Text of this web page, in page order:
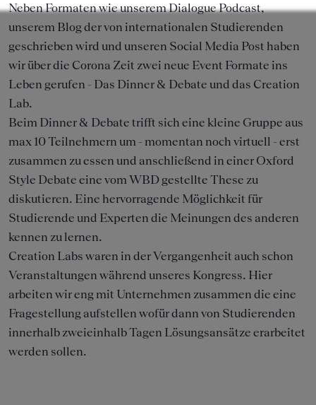
Neben Formaten wie unserem Dialogue Podcast,
unserem Blog der von internationalen Studierenden
geschrieben wird und unseren Social Media Post haben
wir über die Corona Zeit zwei neue Event Formate ins
Leben gerufen - Das Dinner & Debate und das Creation
Lab.
Beim Dinner & Debate trifft sich eine kleine Gruppe aus
max 10 Teilnehmern um - momentan noch virtuell - erst
zusammen zu essen und anschließend in einer Oxford
Style Debate eine vom WBD gestellte These zu
diskutieren. Eine hervorragende Möglichkeit für
Studierende und Experten die Meinungen des anderen
kennen zu lernen.
Creation Labs waren in der Vergangenheit auch schon
Veranstaltungen während unseres Kongress. Hier
arbeiten wir eng mit Unternehmen zusammen die eine
Fragestellung aufstellen wofür dann von Studierenden
innerhalb zweieinhalb Tagen Lösungsansätze erarbeitet
werden sollen.